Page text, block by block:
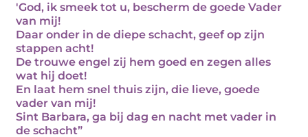
'God, ik smeek tot u, bescherm de goede Vader
van mij!
Daar onder in de diepe schacht, geef op zijn
stappen acht!
De trouwe engel zij hem goed en zegen alles
wat hij doet!
En laat hem snel thuis zijn, die lieve, goede
vader van mij!
Sint Barbara, ga bij dag en nacht met vader in
de schacht”